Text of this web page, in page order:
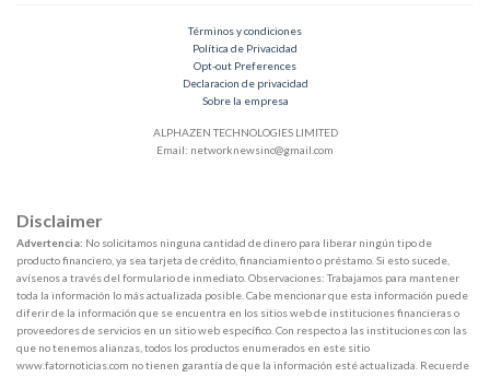
Términos y condiciones
Política de Privacidad
Opt-out Preferences
Declaracion de privacidad
Sobre la empresa
ALPHAZEN TECHNOLOGIES LIMITED
Email: networknewsinc@gmail.com
Disclaimer
Advertencia: No solicitamos ninguna cantidad de dinero para liberar ningún tipo de
producto financiero, ya sea tarjeta de crédito, financiamiento o préstamo. Si esto sucede,
avísenos a través del formulario de inmediato. Observaciones: Trabajamos para mantener
toda la información lo más actualizada posible. Cabe mencionar que esta información puede
diferir de la información que se encuentra en los sitios web de instituciones financieras o
proveedores de servicios en un sitio web específico. Con respecto a las instituciones con las
que no tenemos alianzas, todos los productos enumerados en este sitio
www.fatornoticias.com no tienen garantía de que la información esté actualizada. Recuerde